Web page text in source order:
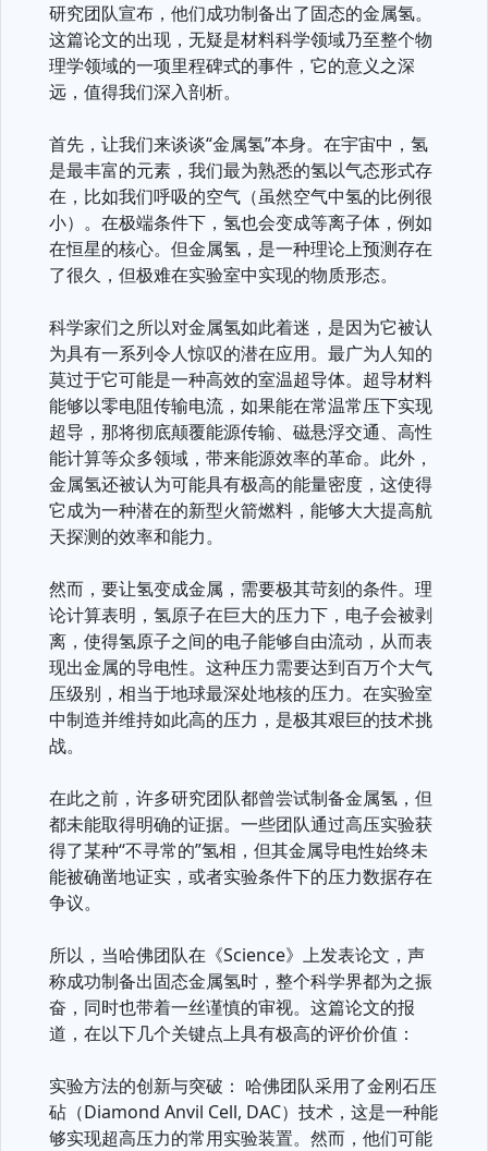
研究团队宣布，他们成功制备出了固态的金属氢。
这篇论文的出现，无疑是材料科学领域乃至整个物
理学领域的一项里程碑式的事件，它的意义之深
远，值得我们深入剖析。
首先，让我们来谈谈“金属氢”本身。在宇宙中，氢
是最丰富的元素，我们最为熟悉的氢以气态形式存
在，比如我们呼吸的空气（虽然空气中氢的比例很
小）。在极端条件下，氢也会变成等离子体，例如
在恒星的核心。但金属氢，是一种理论上预测存在
了很久，但极难在实验室中实现的物质形态。
科学家们之所以对金属氢如此着迷，是因为它被认
为具有一系列令人惊叹的潜在应用。最广为人知的
莫过于它可能是一种高效的室温超导体。超导材料
能够以零电阻传输电流，如果能在常温常压下实现
超导，那将彻底颠覆能源传输、磁悬浮交通、高性
能计算等众多领域，带来能源效率的革命。此外，
金属氢还被认为可能具有极高的能量密度，这使得
它成为一种潜在的新型火箭燃料，能够大大提高航
天探测的效率和能力。
然而，要让氢变成金属，需要极其苛刻的条件。理
论计算表明，氢原子在巨大的压力下，电子会被剥
离，使得氢原子之间的电子能够自由流动，从而表
现出金属的导电性。这种压力需要达到百万个大气
压级别，相当于地球最深处地核的压力。在实验室
中制造并维持如此高的压力，是极其艰巨的技术挑
战。
在此之前，许多研究团队都曾尝试制备金属氢，但
都未能取得明确的证据。一些团队通过高压实验获
得了某种“不寻常的”氢相，但其金属导电性始终未
能被确凿地证实，或者实验条件下的压力数据存在
争议。
所以，当哈佛团队在《Science》上发表论文，声
称成功制备出固态金属氢时，整个科学界都为之振
奋，同时也带着一丝谨慎的审视。这篇论文的报
道，在以下几个关键点上具有极高的评价价值：
实验方法的创新与突破： 哈佛团队采用了金刚石压
砧（Diamond Anvil Cell, DAC）技术，这是一种能
够实现超高压力的常用实验装置。然而，他们可能